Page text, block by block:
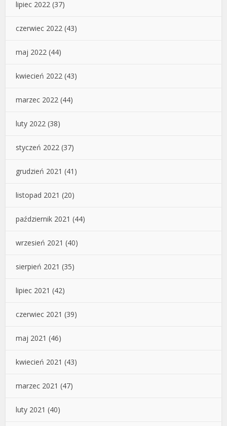
lipiec 2022 (37)
czerwiec 2022 (43)
maj 2022 (44)
kwiecień 2022 (43)
marzec 2022 (44)
luty 2022 (38)
styczeń 2022 (37)
grudzień 2021 (41)
listopad 2021 (20)
październik 2021 (44)
wrzesień 2021 (40)
sierpień 2021 (35)
lipiec 2021 (42)
czerwiec 2021 (39)
maj 2021 (46)
kwiecień 2021 (43)
marzec 2021 (47)
luty 2021 (40)